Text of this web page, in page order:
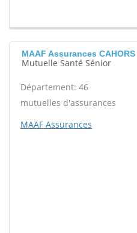
MAAF Assurances CAHORS
Mutuelle Santé Sénior
Département: 46
mutuelles d'assurances
MAAF Assurances